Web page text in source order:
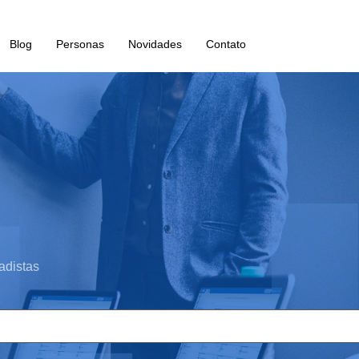
Blog Personas Novidades Contato